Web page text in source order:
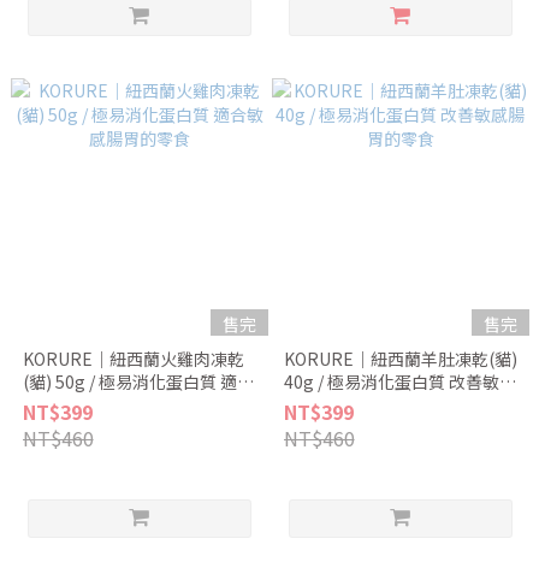
售完
KORURE｜紐西蘭火雞肉凍乾
(貓) 50g / 極易消化蛋白質 適合
敏感腸胃的零食
NT$399
NT$460
售完
KORURE｜紐西蘭羊肚凍乾(貓)
40g / 極易消化蛋白質 改善敏感
腸胃的零食
NT$399
NT$460